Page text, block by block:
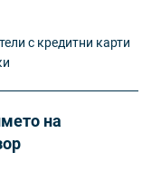
с кредитни карти
на